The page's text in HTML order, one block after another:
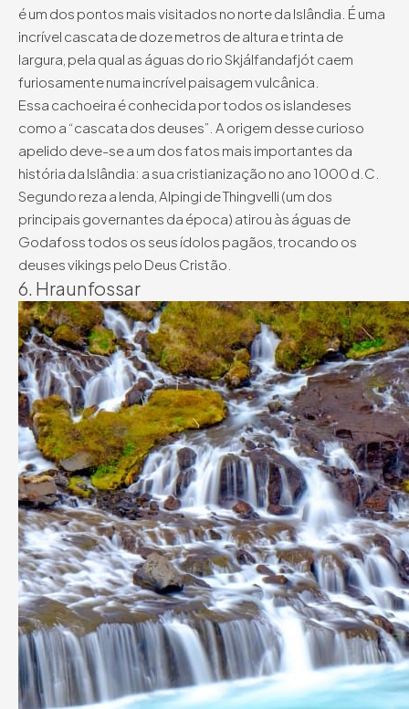
é um dos pontos mais visitados no norte da Islândia. É uma
incrível cascata de doze metros de altura e trinta de
largura, pela qual as águas do rio Skjálfandafjót caem
furiosamente numa incrível paisagem vulcânica.
Essa cachoeira é conhecida por todos os islandeses
como a “cascata dos deuses”. A origem desse curioso
apelido deve-se a um dos fatos mais importantes da
história da Islândia: a sua cristianização no ano 1000 d.C.
Segundo reza a lenda, Alpingi de Thingvelli (um dos
principais governantes da época) atirou às águas de
Godafoss todos os seus ídolos pagãos, trocando os
deuses vikings pelo Deus Cristão.
6. Hraunfossar